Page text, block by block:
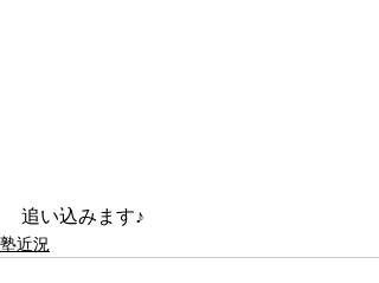
追い込みます♪
塾近況